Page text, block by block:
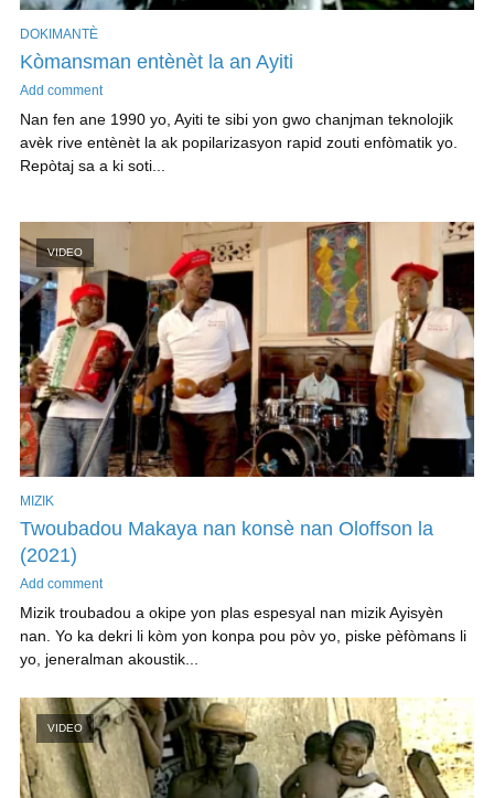
DOKIMANTÈ
Kòmansman entènèt la an Ayiti
Add comment
Nan fen ane 1990 yo, Ayiti te sibi yon gwo chanjman teknolojik
avèk rive entènèt la ak popilarizasyon rapid zouti enfòmatik yo.
Repòtaj sa a ki soti...
VIDEO
MIZIK
Twoubadou Makaya nan konsè nan Oloffson la
(2021)
Add comment
Mizik troubadou a okipe yon plas espesyal nan mizik Ayisyèn
nan. Yo ka dekri li kòm yon konpa pou pòv yo, piske pèfòmans li
yo, jeneralman akoustik...
VIDEO